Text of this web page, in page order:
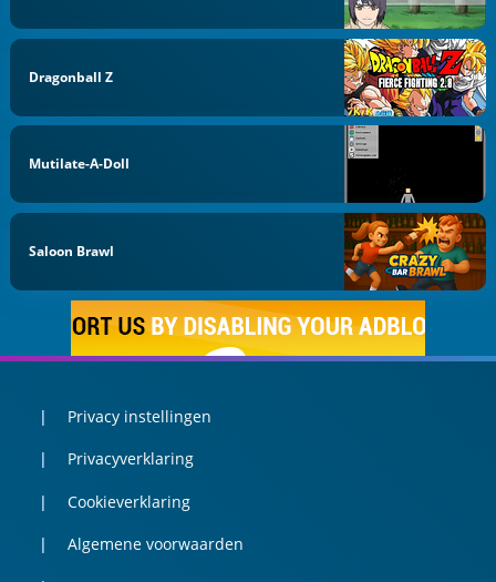
Dragonball Z
Mutilate-A-Doll
Saloon Brawl
Privacy instellingen
Privacyverklaring
Cookieverklaring
Algemene voorwaarden